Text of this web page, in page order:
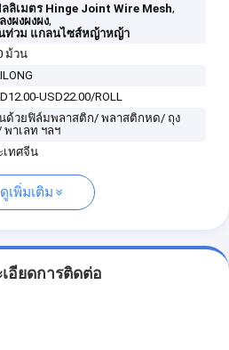
ลลิเมตร Hinge Joint Wire Mesh,
งผงผงผง,
ท่วม แกลนไซส์หญ้าหญ้า
ม้วน
USD22.00/ROLL
ด้วยฟิล์มพลาสติก/ พลาสติกหด/ ถุง
พาเลท ฯลฯ
เทศจีน
ดูเพิ่มเติม
เอียดการติดต่อ